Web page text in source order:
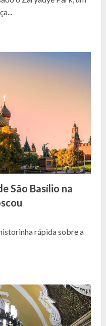
São Basílio na
rápida sobre a